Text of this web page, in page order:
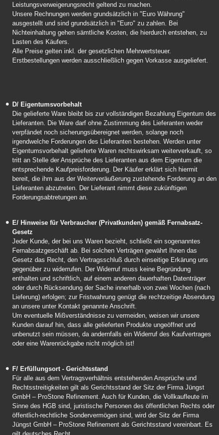
Leistungsverweigerungsrecht geltend zu machen.
Unsere Rechnungen werden grundsätzlich in "Euro Währung"
ausgestellt und sind grundsätzlich in "Euro" zu zahlen. Bei
Nichteinhaltung gehen sämtliche Kosten, die hierdurch entstehen, zu
Lasten des Käufers.
Alle Preise gelten inkl. der gesetzlichen Mehrwertsteuer.
Erstbestellungen werden ausschließlich gegen Vorkasse ausgeliefert.
D/ Eigentumsvorbehalt
Die gelieferte Ware bleibt bis zur vollständigen Bezahlung Eigentum des
Lieferanten. Die Ware darf ohne Zustimmung des Lieferanten weder
verpfändet noch sicherungsübereignet werden, solange noch
irgendwelche Forderungen des Lieferanten bestehen. Werden unter
Eigentumsvorbehalt gelieferte Waren rechtswirksam weiterverkauft, so
tritt an Stelle der Ansprüche des Lieferanten aus dem Eigentum die
entsprechende Kaufpreisforderung. Der Käufer erklärt sich hiermit
bereit, die ihm aus der Weiterveräußerung zustehende Forderung an den
Lieferanten abzutreten. Der Lieferant nimmt diese zukünftigen
Forderungsabtretungen an.
E/ Hinweise für Verbraucher (Privatkunden) gemäß Fernabsatz-
Gesetz
Jeder Kunde, der bei uns Waren bezieht, schließt ein sogenanntes
Fernabsatzgeschäft ab. Bei solchen Verträgen gewährt Ihnen das
Gesetz das Recht, den Vertragsschluß durch einseitige Erkärung uns
gegenüber zu widerrufen. Der Widerruf muss keine Begründung
enthalten und schriftlich, auf einem anderen dauerhaften Datenträger
oder durch Rücksendung der Sache innerhalb von zwei Wochen (nach
Lieferung) erfolgen; zur Fristwahrung genügt die rechtzeitige Absendung
an unsere unter Kontakt genannte Anschrift.
Um eventuelle Mißverständnisse zu vermeiden, weisen wir unsere
Kunden darauf hin, dass alle gelieferten Produkte ungeöffnet und
unbenutzt sein müssen, da andernfalls ein Widerruf des Kaufvertrages
oder eine Warenrückgabe nicht möglich ist!
F/ Erfüllungsort - Gerichtsstand
Für alle aus dem Vertragsverhältnis entstehenden Ansprüche und
Rechtsstreitigkeiten gilt als Gerichtsstand der Sitz der Firma Jüngst
GmbH – ProStone Refinement. Auch für Kunden, die Vollkaufleute im
Sinne des HGB sind, juristische Personen des öffentlichen Rechts oder
öffentlich-rechtliche Sondervermögen sind, wird der Sitz der Firma
Jüngst GmbH – ProStone Refinement als Gerichtsstand vereinbart. Es